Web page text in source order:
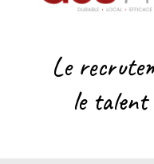
Le
le talent